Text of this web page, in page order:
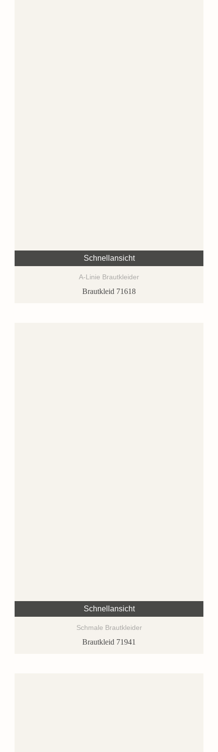
Schnellansicht
A-Linie Brautkleider
Brautkleid 71618
Schnellansicht
Schmale Brautkleider
Brautkleid 71941